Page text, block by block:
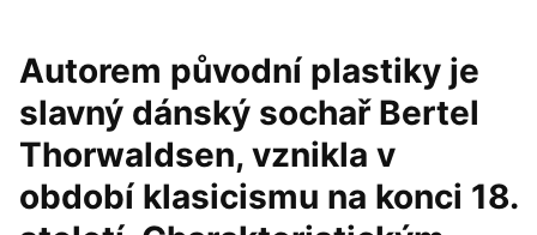
Autorem původní plastiky je
slavný dánský sochař Bertel
Thorwaldsen, vznikla v
období klasicismu na konci 18.